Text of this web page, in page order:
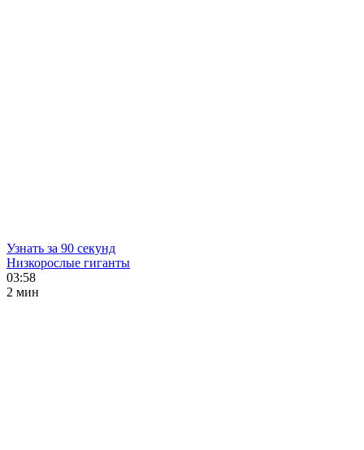
Узнать за 90 секунд
Низкорослые гиганты
03:58
2 мин